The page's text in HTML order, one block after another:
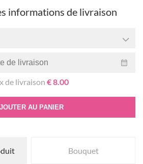
informations de livraison
de livraison € 8.00
AU PANIER
Bouquet